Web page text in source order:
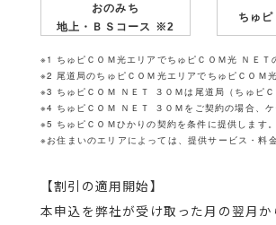
おのみち
地上・ＢＳコース ※2
ちゅ
※1 ちゅピＣＯＭ光エリアでちゅピＣＯＭ光 ＮＥ
※2 尾道局のちゅピＣＯＭ光エリアでちゅピＣＯＭ
※3 ちゅピＣＯＭ ＮＥＴ ３０Ｍは尾道局（ちゅピ
※4 ちゅピＣＯＭ ＮＥＴ ３０Ｍをご契約の場合、
※5 ちゅピＣＯＭひかりの契約を条件に提供します。
※お住まいのエリアによっては、提供サービス・料
【割引の適用開始】
本申込を弊社が受け取った月の翌月か